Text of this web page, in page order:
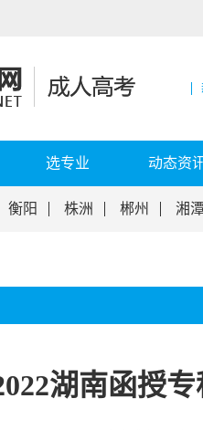
选专业 动态资
衡阳 株洲 郴州 湘
湖南函授